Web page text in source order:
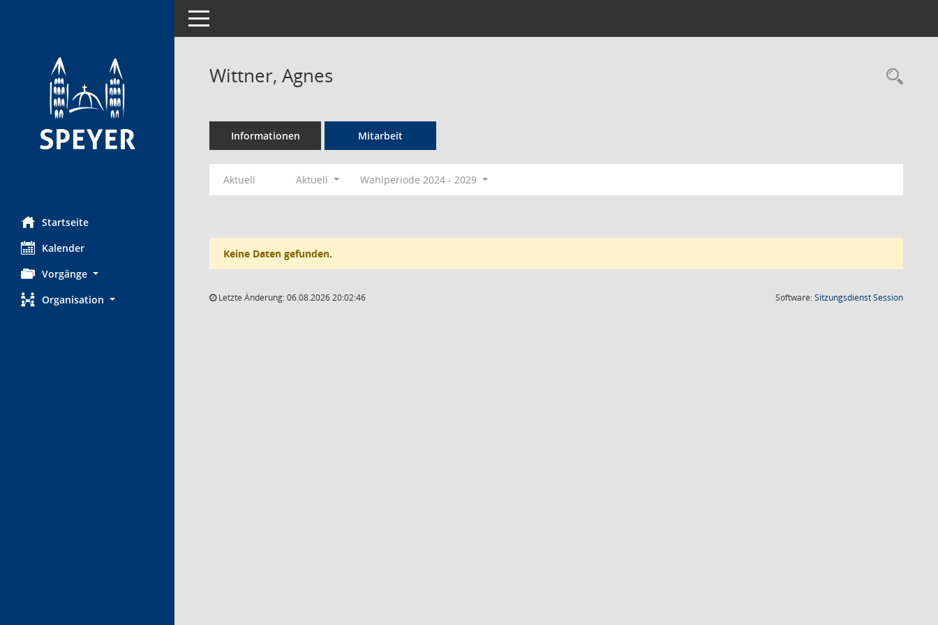
Startseite
Kalender
Vorgänge
Organisation
Toggle navigation
Wittner, Agnes
Informationen Mitarbeit
Aktuell Aktuell Wahlperiode 2024 - 2029
Keine Daten gefunden.
Letzte Änderung: 06.08.2026 20:02:46 Software:SitzungsdienstSession(Wird in